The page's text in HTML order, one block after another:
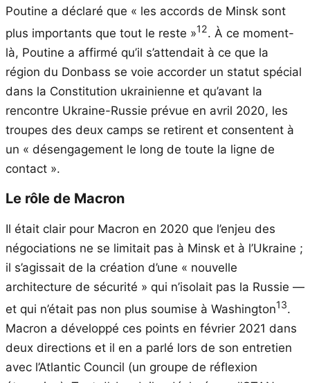
Poutine a déclaré que « les accords de Minsk sont
plus importants que tout le reste »12. À ce moment-
là, Poutine a affirmé qu’il s’attendait à ce que la
région du Donbass se voie accorder un statut spécial
dans la Constitution ukrainienne et qu’avant la
rencontre Ukraine-Russie prévue en avril 2020, les
troupes des deux camps se retirent et consentent à
un « désengagement le long de toute la ligne de
contact ».
Le rôle de Macron
Il était clair pour Macron en 2020 que l’enjeu des
négociations ne se limitait pas à Minsk et à l’Ukraine ;
il s’agissait de la création d’une « nouvelle
architecture de sécurité » qui n’isolait pas la Russie —
et qui n’était pas non plus soumise à Washington13.
Macron a développé ces points en février 2021 dans
deux directions et il en a parlé lors de son entretien
avec l’Atlantic Council (un groupe de réflexion